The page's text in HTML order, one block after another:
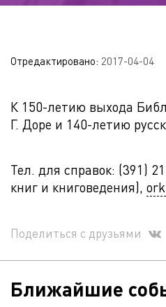
Отредактировано: 2017-04-04
К 150-летию выхода
Г. Доре и 140-летию
Тел. для справок: (391)
книг и книговедения),
Поделиться с друзьями
Ближайшие